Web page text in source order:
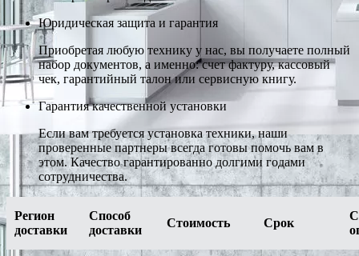
Юридическая защита и гарантия
Приобретая любую технику у нас, вы получаете полный
набор документов, а именно: счет фактуру, кассовый
чек, гарантийный талон или сервисную книгу.
Гарантия качественной установки
Если вам требуется установка техники, наши
проверенные партнеры всегда готовы помочь вам в
этом. Качество гарантированно долгими годами
сотрудничества.
Регион
доставки
Способ
доставки
Стоимость Срок